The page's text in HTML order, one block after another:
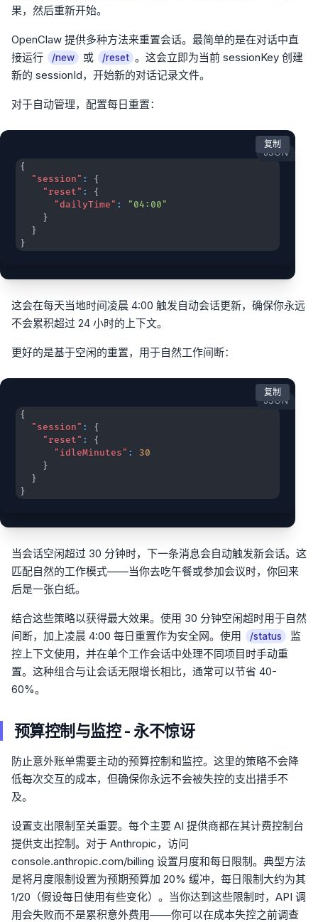
果，然后重新开始。
OpenClaw 提供多种方法来重置会话。最简单的是在对话中直
接运行
/new 或 /reset 。这会立即为当前 sessionKey 创建
新的 sessionId，开始新的对话记录文件。
对于自动管理，配置每日重置：
JSON
{
"session" :
{
"reset" :
{
"dailyTime" :
"04:00"
}
}
}
复制
这会在每天当地时间凌晨 4:00 触发自动会话更新，确保你永远
不会累积超过 24 小时的上下文。
更好的是基于空闲的重置，用于自然工作间断：
JSON
{
"session" :
{
"reset" :
{
"idleMinutes" :
30
}
}
}
复制
当会话空闲超过 30 分钟时，下一条消息会自动触发新会话。这
匹配自然的工作模式——当你去吃午餐或参加会议时，你回来
后是一张白纸。
结合这些策略以获得最大效果。使用 30 分钟空闲超时用于自然
间断，加上凌晨 4:00 每日重置作为安全网。使用
/status
监
控上下文使用，并在单个工作会话中处理不同项目时手动重
置。这种组合与让会话无限增长相比，通常可以节省 40-
60%。
预算控制与监控 - 永不惊讶
防止意外账单需要主动的预算控制和监控。这里的策略不会降
低每次交互的成本，但确保你永远不会被失控的支出措手不
及。
设置支出限制至关重要。每个主要 AI 提供商都在其计费控制台
提供支出控制。对于 Anthropic，访问
console.anthropic.com/billing 设置月度和每日限制。典型方法
是将月度限制设置为预期预算加 20% 缓冲，每日限制大约为其
1/20（假设每日使用有些变化）。当你达到这些限制时，API 调
用会失败而不是累积意外费用——你可以在成本失控之前调查